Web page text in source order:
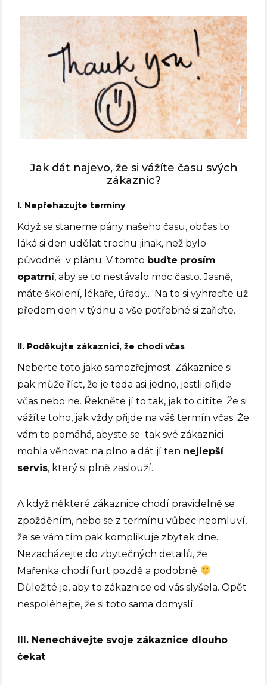
Jak dát najevo, že si vážíte času svých
zákaznic?
I. Nepřehazujte termíny
Když se staneme pány našeho času, občas to
láká si den udělat trochu jinak, než bylo
původně v plánu. V tomto buďte prosím
opatrní, aby se to nestávalo moc často. Jasně,
máte školení, lékaře, úřady… Na to si vyhraďte už
předem den v týdnu a vše potřebné si zařiďte.
II. Poděkujte zákaznici, že chodí včas
Neberte toto jako samozřejmost. Zákaznice si
pak může říct, že je teda asi jedno, jestli přijde
včas nebo ne. Řekněte jí to tak, jak to cítíte. Že si
vážíte toho, jak vždy přijde na váš termín včas. Že
vám to pomáhá, abyste se tak své zákaznici
mohla věnovat na plno a dát jí ten nejlepší
servis, který si plně zaslouží.
A když některé zákaznice chodí pravidelně se
zpožděním, nebo se z termínu vůbec neomluví,
že se vám tím pak komplikuje zbytek dne.
Nezacházejte do zbytečných detailů, že
Mařenka chodí furt pozdě a podobně
Důležité je, aby to zákaznice od vás slyšela. Opět
nespoléhejte, že si toto sama domyslí.
III. Nenechávejte svoje zákaznice dlouho
čekat